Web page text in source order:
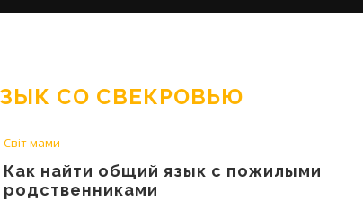
СО СВЕКРОВЬЮ
Світ мами
Как найти общий язык с пожилыми
родственниками